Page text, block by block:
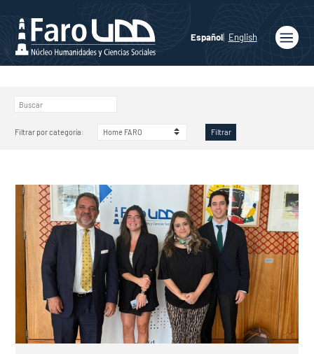
Español English
Quiénes
Noticias
Medios
Agenda
Ediciones
Faro UDD
Contacto
Filtrar por categoría: Filtrar